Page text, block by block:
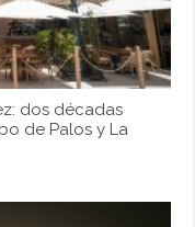
dos décadas
de Palos y La